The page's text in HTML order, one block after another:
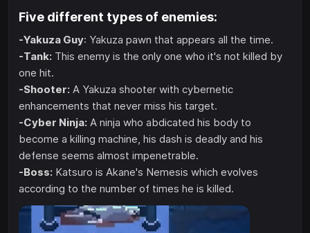
Five different types of enemies:
-Yakuza Guy: Yakuza pawn that appears all the time.
-Tank: This enemy is the only one who it's not killed by
one hit.
-Shooter: A Yakuza shooter with cybernetic
enhancements that never miss his target.
-Cyber Ninja: A ninja who abdicated his body to
become a killing machine, his dash is deadly and his
defense seems almost impenetrable.
-Boss: Katsuro is Akane's Nemesis which evolves
according to the number of times he is killed.